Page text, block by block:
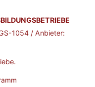
1054 / Anbieter: